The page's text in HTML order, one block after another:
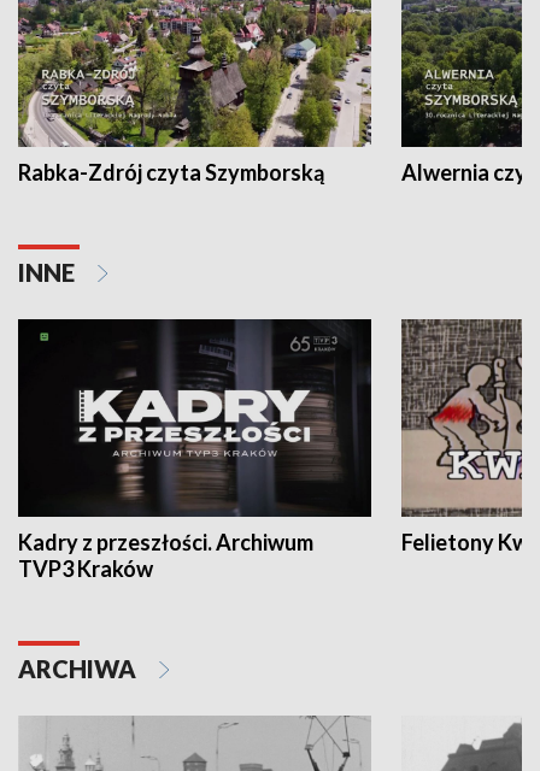
Rabka-Zdrój czyta Szymborską Alwernia
INNE
Kadry z przeszłości. Archiwum
TVP3 Kraków
Felietony
ARCHIWA